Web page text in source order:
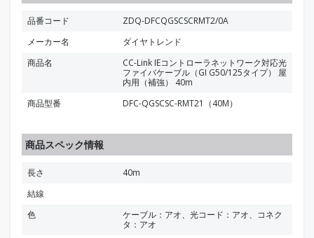
品番コード
ZDQ-DFCQGSCSCRMT2/0A
メーカー名
ダイヤトレンド
商品名
CC-Link IEコントローラネットワーク対応光
ファイバケーブル（GI G50/125タイプ） 屋
内用（補強） 40m
商品型番
DFC-QGSCSC-RMT21（40M）
商品スペック情報
長さ
40m
結線
色
ケーブル：アオ、光コード：アオ、コネク
タ：アオ